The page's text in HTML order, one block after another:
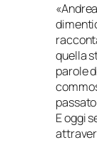
quella
parole
E oggi